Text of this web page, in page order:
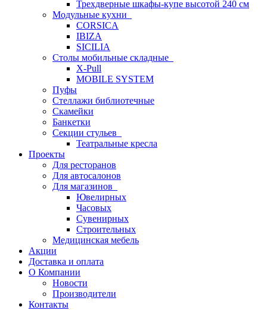
Трехдверные шкафы-купе высотой 240 см
Модульные кухни
CORSICA
IBIZA
SICILIA
Столы мобильные складные
X-Pull
MOBILE SYSTEM
Пуфы
Стеллажи библиотечные
Скамейки
Банкетки
Секции стульев
Театральные кресла
Проекты
Для ресторанов
Для автосалонов
Для магазинов
Ювелирных
Часовых
Сувенирных
Строительных
Медицинская мебель
Акции
Доставка и оплата
О Компании
Новости
Производители
Контакты